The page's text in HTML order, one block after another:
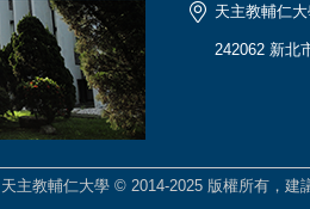
天主教輔仁
242062 新北
| 天主教輔仁大學 © 2014-2025 版權所有，